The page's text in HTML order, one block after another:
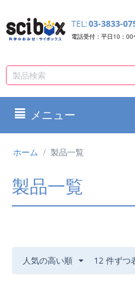
TEL:03-3833-
電話受付：平日10：
メニュー
ホーム / 製品一覧
製品一覧
人気の高い順 12 件ずつ